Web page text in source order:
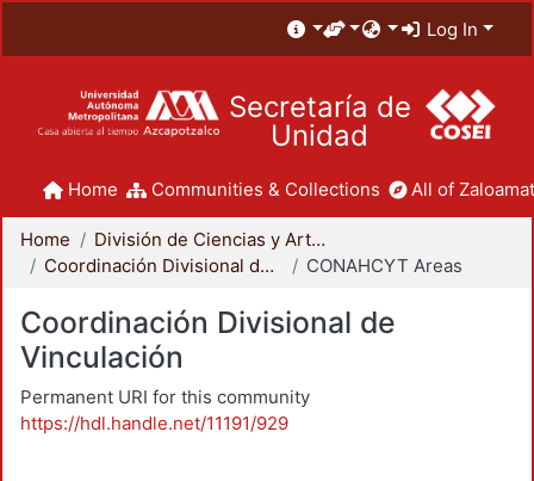
Log In
Secretaría de
Unidad
Home Communities & Collections All of
Home
División de Ciencias y Artes para el Diseño
Coordinación Divisional de Vinculación
CONAHCYT Areas
Coordinación Divisional de
Vinculación
Permanent URI for this community
https://hdl.handle.net/11191/929